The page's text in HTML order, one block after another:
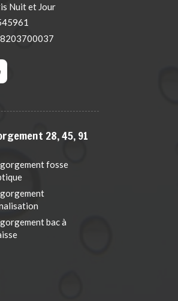
Nuit et Jour
28, 45, 91
fosse
bac à